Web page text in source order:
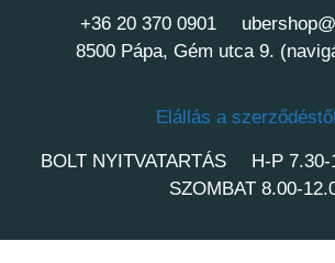
+36 20 370 0901
8500 Pápa, Gém utca 9.
Elállás a szerződéstől
BOLT NYITVATARTÁS
H-P 7.30-
SZOMBAT 8.00-